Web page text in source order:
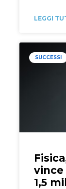
LEGGI
SUCCESSI
vince
1,5